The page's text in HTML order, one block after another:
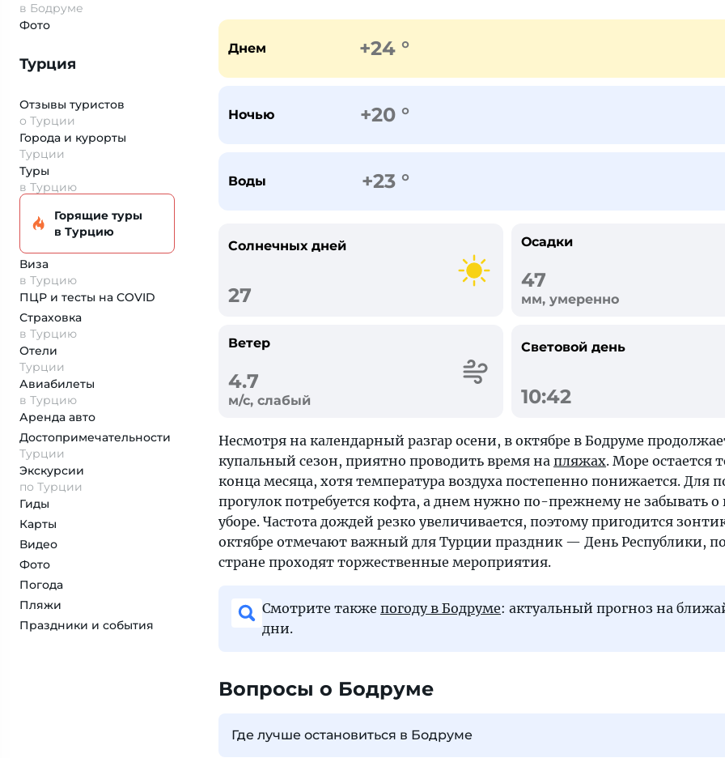
в Бодруме
Фото
Турция
Отзывы туристов
о Турции
Города и курорты
Турции
Туры
в Турцию
Горящие туры
в Турцию
Виза
в Турцию
ПЦР и тесты на COVID
Страховка
в Турцию
Отели
Турции
Авиабилеты
в Турцию
Аренда авто
Достопримеча­тельности
Турции
Экскурсии
по Турции
Гиды
Карты
Видео
Фото
Погода
Пляжи
Праздники и события
Днем +24 °
Ночью +20 °
Воды +23 °
Солнечных дней
27
Осадки
47
мм, умеренно
Ветер
4.7
м/с, слабый
Световой день
10:42
Несмотря на календарный разгар осени, в октябре в Бодруме
купальный сезон, приятно проводить время на пляжах. Море остается
конца месяца, хотя температура воздуха постепенно понижается. Для
прогулок потребуется кофта, а днем нужно по-прежнему не забывать о
уборе. Частота дождей резко увеличивается, поэтому пригодится
октябре отмечают важный для Турции праздник — День Республики,
стране проходят торжественные мероприятия.
Смотрите также погоду в Бодруме: актуальный прогноз на
дни.
Вопросы о Бодруме
Где лучше остановиться в Бодруме